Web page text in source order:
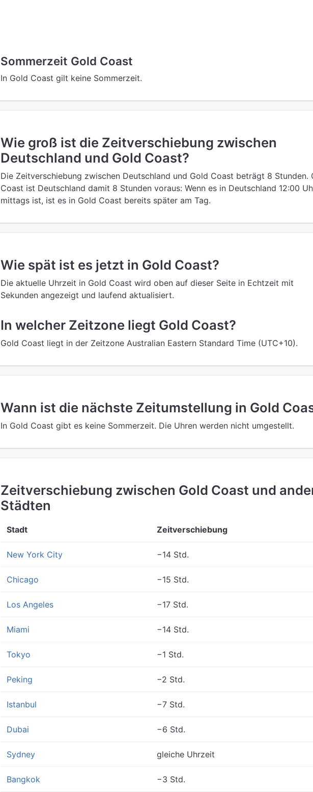
Sommerzeit Gold Coast
In Gold Coast gilt keine Sommerzeit.
Wie groß ist die Zeitverschiebung zwischen
Deutschland und Gold Coast?
Die Zeitverschiebung zwischen Deutschland und Gold Coast beträgt 8 Stunden.
Coast ist Deutschland damit 8 Stunden voraus: Wenn es in Deutschland 12:00
mittags ist, ist es in Gold Coast bereits später am Tag.
Wie spät ist es jetzt in Gold Coast?
Die aktuelle Uhrzeit in Gold Coast wird oben auf dieser Seite in Echtzeit mit
Sekunden angezeigt und laufend aktualisiert.
In welcher Zeitzone liegt Gold Coast?
Gold Coast liegt in der Zeitzone Australian Eastern Standard Time (UTC+10).
Wann ist die nächste Zeitumstellung in Gold
In Gold Coast gibt es keine Sommerzeit. Die Uhren werden nicht umgestellt.
Zeitverschiebung zwischen Gold Coast und
Städten
Stadt Zeitverschiebung
New York City −14 Std.
Chicago −15 Std.
Los Angeles −17 Std.
Miami −14 Std.
Tokyo −1 Std.
Peking −2 Std.
Istanbul −7 Std.
Dubai −6 Std.
Sydney gleiche Uhrzeit
Bangkok −3 Std.